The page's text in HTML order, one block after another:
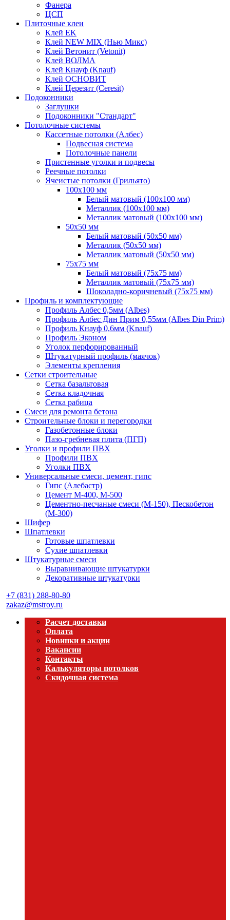
Фанера
ЦСП
Плиточные клеи
Клей EK
Клей NEW MIX (Нью Микс)
Клей Ветонит (Vetonit)
Клей ВОЛМА
Клей Кнауф (Knauf)
Клей ОСНОВИТ
Клей Церезит (Ceresit)
Подоконники
Заглушки
Подоконники "Стандарт"
Потолочные системы
Кассетные потолки (Албес)
Подвесная система
Потолочные панели
Пристенные уголки и подвесы
Реечные потолки
Ячеистые потолки (Грильято)
100х100 мм
Белый матовый (100х100 мм)
Металлик (100х100 мм)
Металлик матовый (100х100 мм)
50х50 мм
Белый матовый (50х50 мм)
Металлик (50х50 мм)
Металлик матовый (50х50 мм)
75х75 мм
Белый матовый (75х75 мм)
Металлик матовый (75х75 мм)
Шоколадно-коричневый (75х75 мм)
Профиль и комплектующие
Профиль Албес 0,5мм (Albes)
Профиль Албес Дин Прим 0,55мм (Albes Din Prim)
Профиль Кнауф 0,6мм (Knauf)
Профиль Эконом
Уголок перфорированный
Штукатурный профиль (маячок)
Элементы крепления
Сетки строительные
Сетка базальтовая
Сетка кладочная
Сетка рабица
Смеси для ремонта бетона
Строительные блоки и перегородки
Газобетонные блоки
Пазо-гребневая плита (ПГП)
Уголки и профили ПВХ
Профили ПВХ
Уголки ПВХ
Универсальные смеси, цемент, гипс
Гипс (Алебастр)
Цемент М-400, М-500
Цементно-песчаные смеси (М-150), Пескобетон
(М-300)
Шифер
Шпатлевки
Готовые шпатлевки
Сухие шпатлевки
Штукатурные смеси
Выравнивающие штукатурки
Декоративные штукатурки
+7 (831) 288-80-80
zakaz@mstroy.ru
Расчет доставки
Оплата
Новинки и акции
Вакансии
Контакты
Калькуляторы потолков
Скидочная система